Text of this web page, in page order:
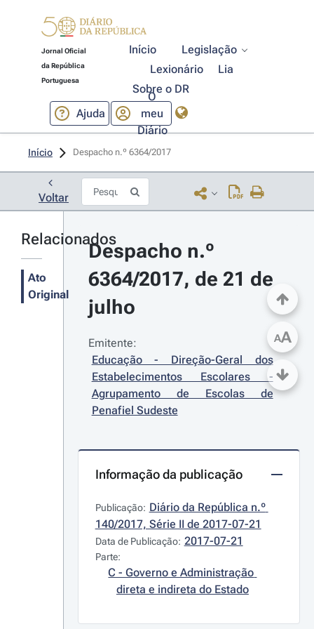
Jornal Oficial
da República
Portuguesa
Início
Legislação
Lexionário
Lia
Sobre o DR
Ajuda
O
meu
Diário
Início Despacho n.º 6364/2017
Voltar
Relacionados
Ato
Original
Despacho n.º
6364/2017, de 21 de
julho
Emitente:
Educação - Direção-Geral dos
Estabelecimentos Escolares -
Agrupamento de Escolas de
Penafiel Sudeste
Informação da publicação
Publicação: Diário da República n.º
140/2017, Série II de 2017-07-21
Data de Publicação: 2017-07-21
Parte:
C - Governo e Administração
direta e indireta do Estado
AA